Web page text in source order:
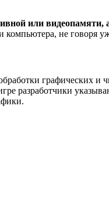
или
не говоря
графических
разработчики